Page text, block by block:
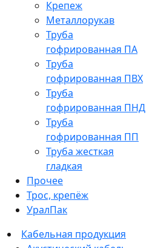
Крепеж
Металлорукав
Труба
гофрированная ПА
Труба
гофрированная ПВХ
Труба
гофрированная ПНД
Труба
гофрированная ПП
Труба жесткая
гладкая
Прочее
Трос, крепёж
УралПак
Кабельная продукция